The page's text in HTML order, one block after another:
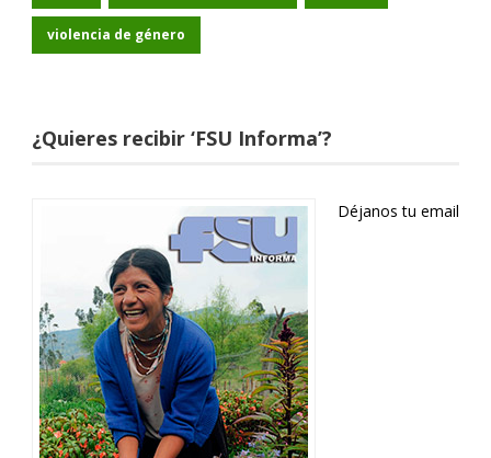
violencia de género
¿Quieres recibir ‘FSU Informa’?
Déjanos tu email